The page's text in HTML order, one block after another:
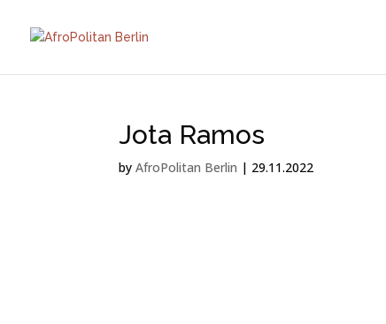
Jota Ramos
byAfroPolitan Berlin | 29.11.2022